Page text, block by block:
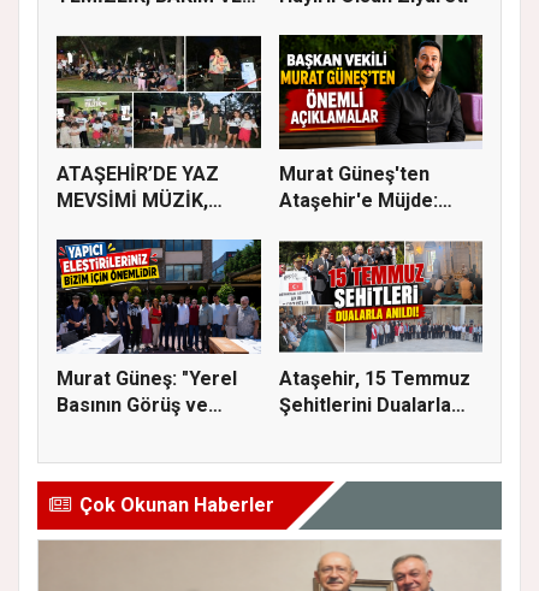
ATAŞEHİR’DE YAZ
MEVSİMİ MÜZİK,
Murat Güneş'ten
Ataşehir'e Müjde:
Murat Güneş: "Yerel
Basının Görüş ve
Ataşehir, 15 Temmuz
Şehitlerini Dualarla
Çok Okunan Haberler